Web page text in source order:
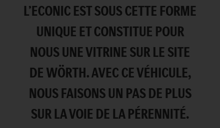
L’ECONIC EST SOUS CETTE FORME
UNIQUE ET CONSTITUE POUR
NOUS UNE VITRINE SUR LE SITE
DE WÖRTH. AVEC CE VÉHICULE,
NOUS FAISONS UN PAS DE PLUS
SUR LA VOIE DE LA PÉRENNITÉ.